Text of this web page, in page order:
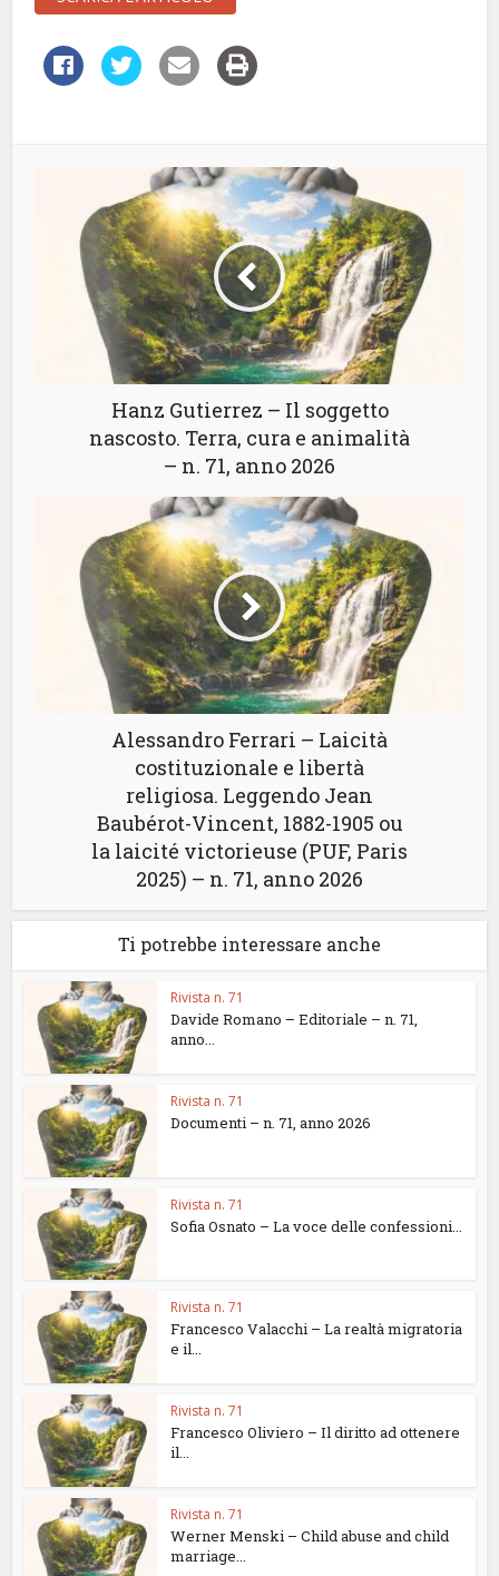
Hanz Gutierrez – Il soggetto
nascosto. Terra, cura e animalità
– n. 71, anno 2026
Alessandro Ferrari – Laicità
costituzionale e libertà
religiosa. Leggendo Jean
Baubérot-Vincent, 1882-1905 ou
la laicité victorieuse (PUF, Paris
2025) – n. 71, anno 2026
Ti potrebbe interessare anche
Rivista n. 71
Davide Romano – Editoriale – n. 71,
anno...
Rivista n. 71
Documenti – n. 71, anno 2026
Rivista n. 71
Sofia Osnato – La voce delle confessioni...
Rivista n. 71
Francesco Valacchi – La realtà migratoria
e il...
Rivista n. 71
Francesco Oliviero – Il diritto ad ottenere
il...
Rivista n. 71
Werner Menski – Child abuse and child
marriage...